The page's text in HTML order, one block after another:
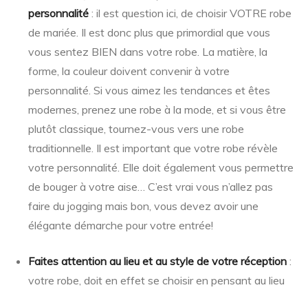
personnalité: il est question ici, de choisir VOTRE robe
de mariée. Il est donc plus que primordial que vous
vous sentez BIEN dans votre robe. La matière, la
forme, la couleur doivent convenir à votre
personnalité. Si vous aimez les tendances et êtes
modernes, prenez une robe à la mode, et si vous être
plutôt classique, tournez-vous vers une robe
traditionnelle. Il est important que votre robe révèle
votre personnalité. Elle doit également vous permettre
de bouger à votre aise… C’est vrai vous n’allez pas
faire du jogging mais bon, vous devez avoir une
élégante démarche pour votre entrée!
Faites attention au lieu et au style de votre réception:
votre robe, doit en effet se choisir en pensant au lieu